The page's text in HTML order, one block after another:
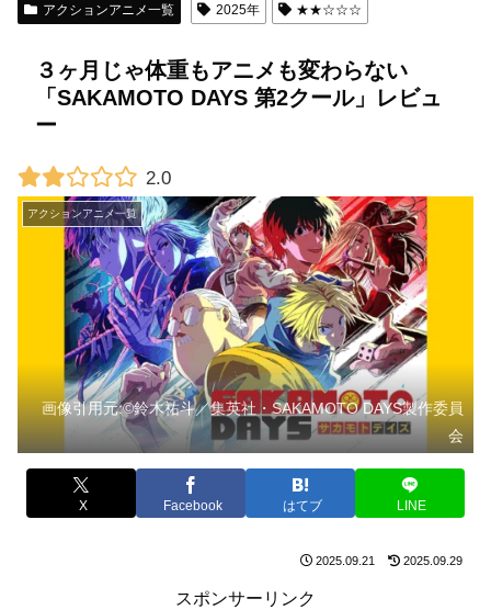
アクションアニメ一覧 2025年 ★★☆☆☆
３ヶ月じゃ体重もアニメも変わらない
「SAKAMOTO DAYS 第2クール」レビュ
ー
2.0
アクションアニメ一覧
画像引用元:©鈴木祐斗／集英社・SAKAMOTO DAYS製作委員
会
X Facebook はてブ LINE
2025.09.21 2025.09.29
スポンサーリンク